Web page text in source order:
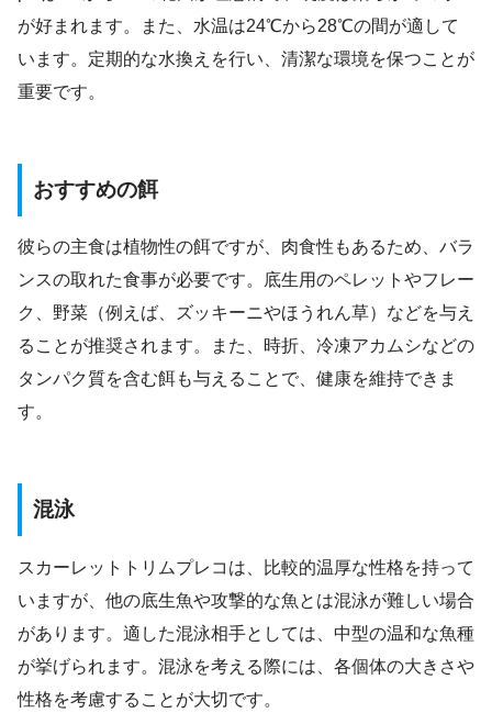
が好まれます。また、水温は24℃から28℃の間が適して
います。定期的な水換えを行い、清潔な環境を保つことが
重要です。
おすすめの餌
彼らの主食は植物性の餌ですが、肉食性もあるため、バラ
ンスの取れた食事が必要です。底生用のペレットやフレー
ク、野菜（例えば、ズッキーニやほうれん草）などを与え
ることが推奨されます。また、時折、冷凍アカムシなどの
タンパク質を含む餌も与えることで、健康を維持できま
す。
混泳
スカーレットトリムプレコは、比較的温厚な性格を持って
いますが、他の底生魚や攻撃的な魚とは混泳が難しい場合
があります。適した混泳相手としては、中型の温和な魚種
が挙げられます。混泳を考える際には、各個体の大きさや
性格を考慮することが大切です。